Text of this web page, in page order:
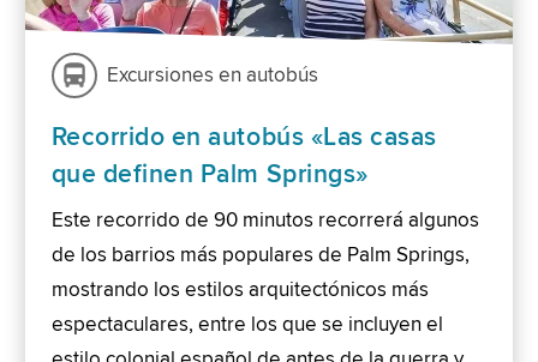
Excursiones en autobús
Recorrido en autobús «Las casas
que definen Palm Springs»
Este recorrido de 90 minutos recorrerá algunos
de los barrios más populares de Palm Springs,
mostrando los estilos arquitectónicos más
espectaculares, entre los que se incluyen el